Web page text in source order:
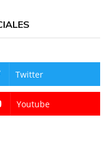
Twitter
Youtube